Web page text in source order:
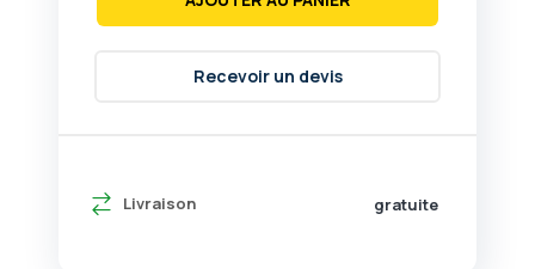
Livraison gratuite
Recevoir un devis